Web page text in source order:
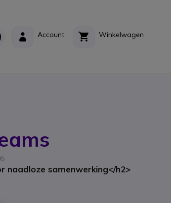
Winkelwagen
Account
naadloze samenwerking</h2>